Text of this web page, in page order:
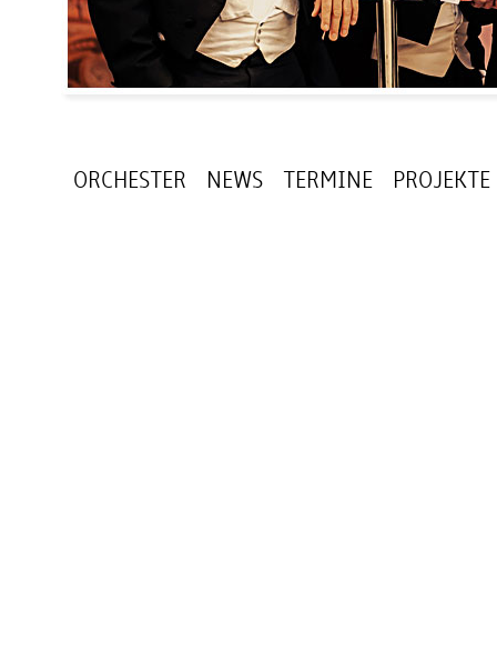
ORCHESTER NEWS TERMINE PROJEKTE